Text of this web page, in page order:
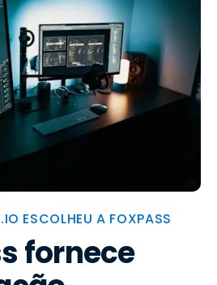
ESCOLHEU A FOXPASS
fornece